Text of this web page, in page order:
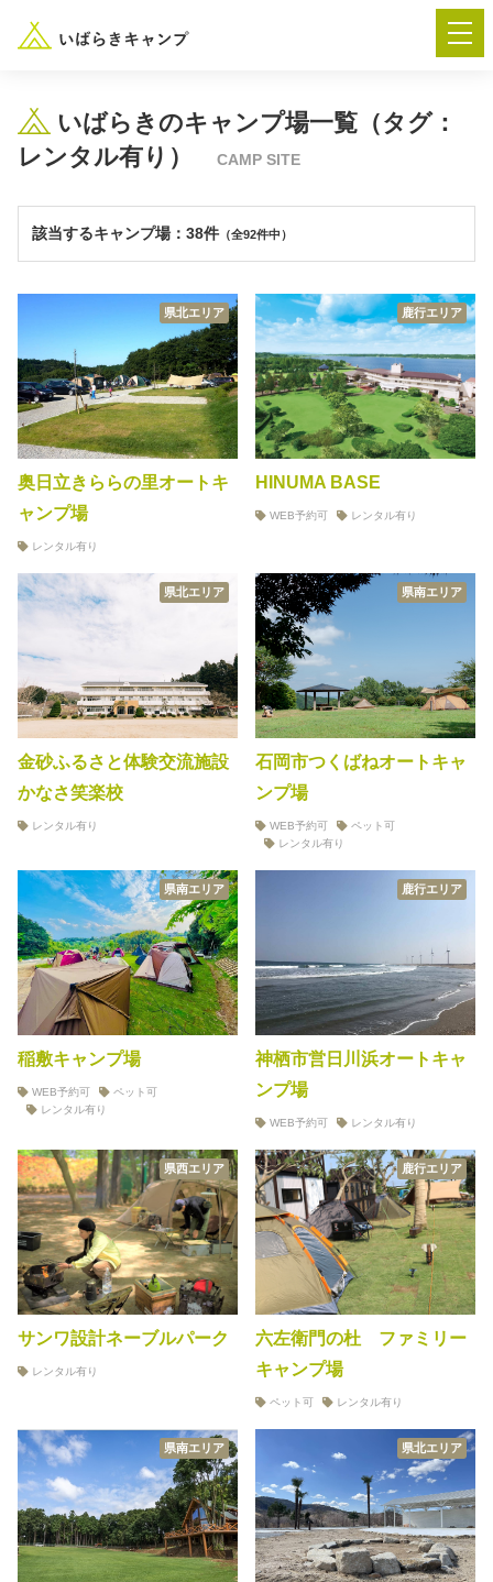
“いばらき”のキャンプ場を探す
楽しみ方 新着情報
イベント情報 春夏キャンプ
湖畔キャンプ
利用規約
プライバシーポリシー
いばらきのキャンプ場一覧（タグ：
レンタル有り）
CAMP SITE
該当するキャンプ場：38件（全92件中）
県北エリア
奥日立きららの里オートキ
ャンプ場
レンタル有り
鹿行エリア
HINUMA BASE
WEB予約可 レンタル有り
県北エリア
金砂ふるさと体験交流施設
かなさ笑楽校
レンタル有り
県南エリア
石岡市つくばねオートキャ
ンプ場
WEB予約可
ペット可
レンタル有り
県南エリア
稲敷キャンプ場
WEB予約可
ペット可
レンタル有り
鹿行エリア
神栖市営日川浜オートキャ
ンプ場
WEB予約可 レンタル有り
県西エリア
サンワ設計ネーブルパーク
レンタル有り
鹿行エリア
六左衛門の杜 ファミリー
キャンプ場
ペット可 レンタル有り
県南エリア 県北エリア